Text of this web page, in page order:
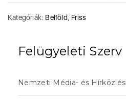
Kategóriák: Belföld Friss
Felügyeleti Szerv
Nemzeti Média- és